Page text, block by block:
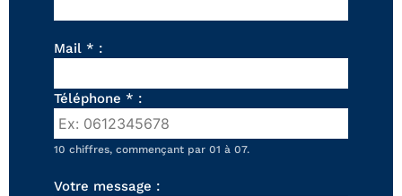
Mail * :
Téléphone * :
10 chiffres, commençant par 01 à 07.
Votre message :